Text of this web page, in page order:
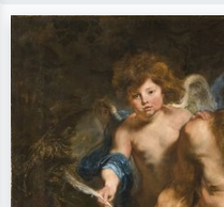
impresszionizmus, Hokusai-hullám,